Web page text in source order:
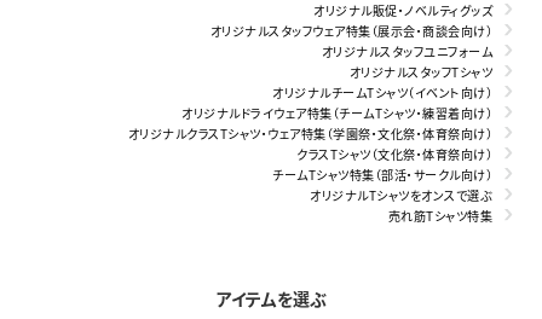
オリジナル販促・ノベルティグッズ
オリジナルスタッフウェア特集（展示会・商談会向け）
オリジナルスタッフユニフォーム
オリジナルスタッフTシャツ
オリジナルチームTシャツ（イベント向け）
オリジナルドライウェア特集（チームTシャツ・練習着向け）
オリジナルクラスTシャツ・ウェア特集（学園祭・文化祭・体育祭向け）
クラスTシャツ（文化祭・体育祭向け）
チームTシャツ特集（部活・サークル向け）
オリジナルTシャツをオンスで選ぶ
売れ筋Tシャツ特集
アイテムを選ぶ